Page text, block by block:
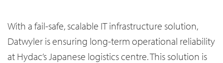
With a fail-safe, scalable IT infrastructure solution,
Datwyler is ensuring long-term operational reliability
at Hydac’s Japanese logistics centre. This solution is